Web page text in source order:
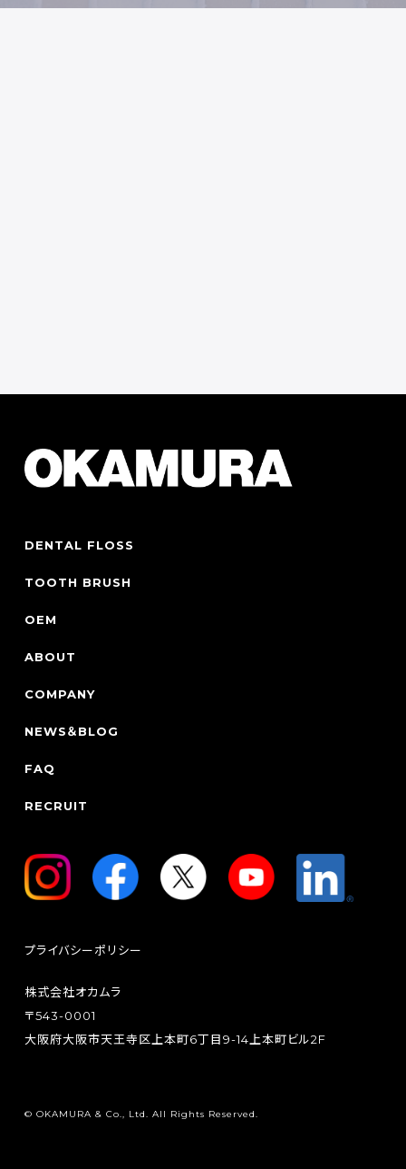
DENTAL FLOSS
TOOTH BRUSH
OEM
ABOUT
COMPANY
NEWS＆BLOG
FAQ
RECRUIT
プライバシーポリシー
株式会社オカムラ
〒543-0001
大阪府大阪市天王寺区上本町6丁目9-14上本町ビル2F
© OKAMURA & Co., Ltd. All Rights Reserved.